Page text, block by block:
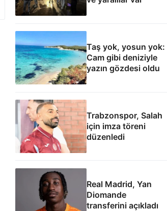
Taş yok, yosun yok:
Cam gibi deniziyle
yazın gözdesi oldu
Trabzonspor, Salah
için imza töreni
düzenledi
Real Madrid, Yan
Diomande
transferini açıkladı